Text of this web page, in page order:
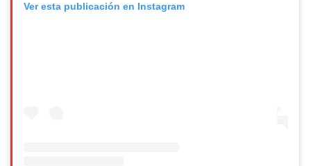
Ver esta publicación en Instagram